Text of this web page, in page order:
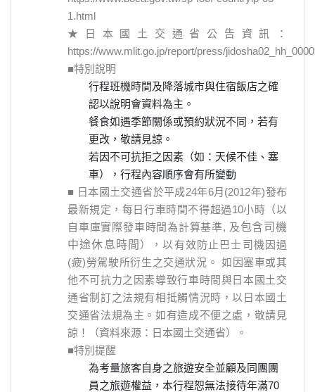
1.html
★日本國土交通省公告資訊：
https://www.mlit.go.jp/report/press/
■特別說明
行程班機時間及降落城市與住宿飯店之確
認以說明會資料為主。
餐食如遇季節關係或預約狀況不同，若有
更改，敬請見諒。
若因不可抗拒之因素（如：天候不佳、塞
車），行程內容順序會有所變動
■ 日本國土交通省於平成24年6月(2012年)發布
最新規定，每日行車時間不得超過10小時（以
自車庫實際發車時間為計算基準, 及包含司機
中途休息時間 ），以有效防止巴士司機因過
(疲)勞駕駛所衍生之交通狀況。 如因塞車或其
他不可抗力之因素導致行車時間與日本國土交
通省制訂之法規有相抵觸情況時，以日本國土
交通省法規為主。如有造成不便之處，敬請見
諒！（資料來源：日本國土交通省）。
■特別提醒
為考量旅客自身之旅遊安全並顧及同團團
員之旅遊權益，本行程恕無法接待年滿70